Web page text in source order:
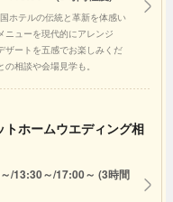
ホテルの伝統と革新を体感い
ニューを現代的にアレンジ
ザートを五感でお楽しみくだ
相談や会場見学も。
トホームウエディング相
/13:30～/17:00～ (3時間